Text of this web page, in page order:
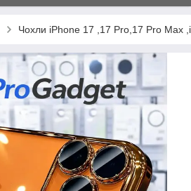
Чохли iPhone 17 ,17 Pro,17 Pro Max